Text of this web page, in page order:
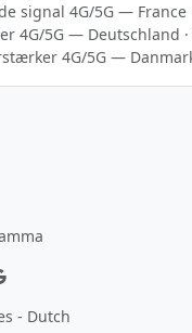
signal 4G/5G — France
4G/5G — Deutschland ·
4G/5G —
- Dutch